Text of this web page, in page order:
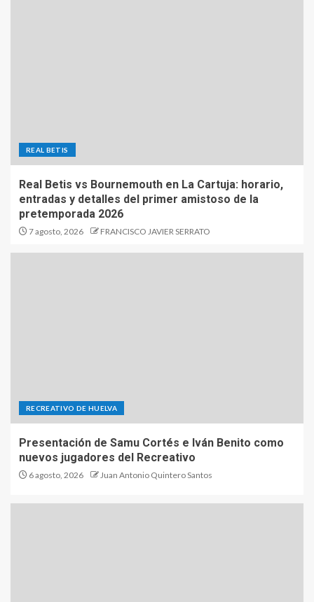
REAL BETIS
Real Betis vs Bournemouth en La Cartuja: horario,
entradas y detalles del primer amistoso de la
pretemporada 2026
7 agosto, 2026 FRANCISCO JAVIER SERRATO
RECREATIVO DE HUELVA
Presentación de Samu Cortés e Iván Benito como
nuevos jugadores del Recreativo
6 agosto, 2026 Juan Antonio Quintero Santos